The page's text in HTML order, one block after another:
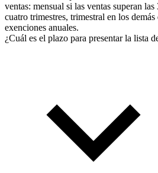
ventas: mensual si las ventas superan
cuatro trimestres, trimestral en los demás
exenciones anuales.
¿Cuál es el plazo para presentar la lista